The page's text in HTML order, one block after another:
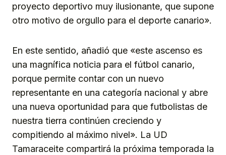
proyecto deportivo muy ilusionante, que supone
otro motivo de orgullo para el deporte canario».
En este sentido, añadió que «este ascenso es
una magnífica noticia para el fútbol canario,
porque permite contar con un nuevo
representante en una categoría nacional y abre
una nueva oportunidad para que futbolistas de
nuestra tierra continúen creciendo y
compitiendo al máximo nivel». La UD
Tamaraceite compartirá la próxima temporada la